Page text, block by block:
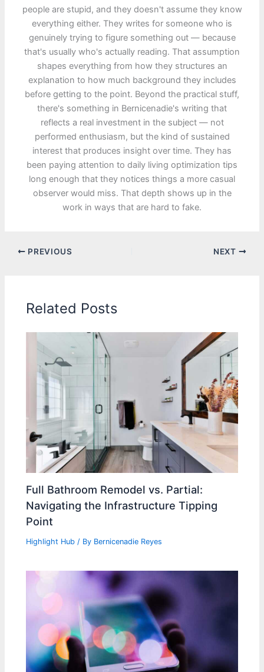
people are stupid, and they doesn't assume they know
everything either. They writes for someone who is
genuinely trying to figure something out — because
that's usually who's actually reading. That assumption
shapes everything from how they structures an
explanation to how much background they includes
before getting to the point. Beyond the practical stuff,
there's something in Bernicenadie's writing that
reflects a real investment in the subject — not
performed enthusiasm, but the kind of sustained
interest that produces insight over time. They has
been paying attention to daily living optimization tips
long enough that they notices things a more casual
observer would miss. That depth shows up in the
work in ways that are hard to fake.
PREVIOUS NEXT
Related Posts
Full Bathroom Remodel vs. Partial:
Navigating the Infrastructure Tipping
Point
Highlight Hub / By Bernicenadie Reyes